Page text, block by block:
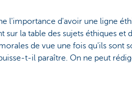
l'importance d'avoir une ligne
sur la table des sujets éthiques
de vue une fois qu'ils sont
t-il paraître. On ne peut